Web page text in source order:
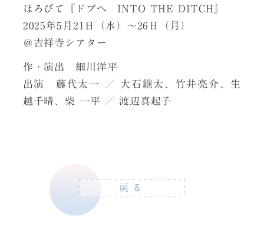
ほろびて『ドブヘ INTO THE DITCH』
2025年5月21日（水）〜26日（月）
＠吉祥寺シアター
作・演出 細川洋平
出演 藤代太一 ／ 大石継太、竹井亮介、生
越千晴、柴 一平 ／ 渡辺真起子
戻る